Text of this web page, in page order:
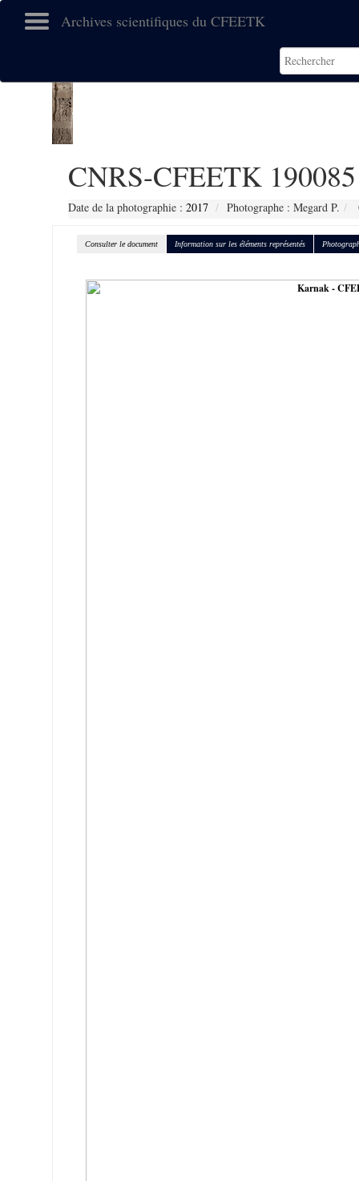
Archives scientifiques du CFEETK
CNRS-CFEETK 190085
Date de la photographie : 2017 Photographe : Megard P.
Consulter le document Information sur les éléments représentés